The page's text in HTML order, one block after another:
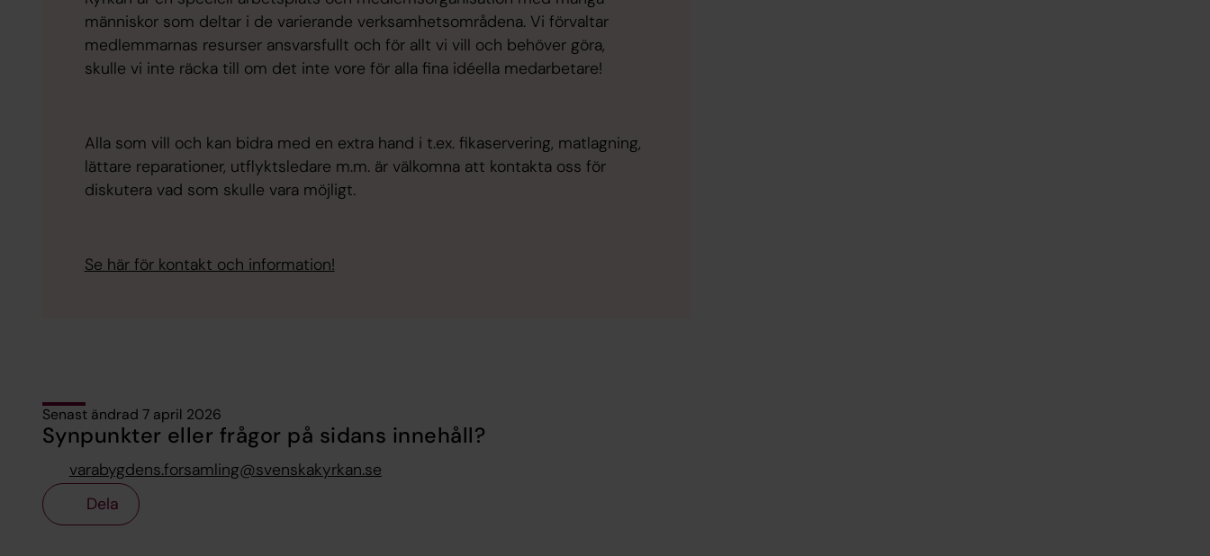
människor som deltar i de varierande verksamhetsområdena. Vi förvaltar
medlemmarnas resurser ansvarsfullt och för allt vi vill och behöver göra,
skulle vi inte räcka till om det inte vore för alla fina idéella medarbetare!
Alla som vill och kan bidra med en extra hand i t.ex. fikaservering, matlagning,
lättare reparationer, utflyktsledare m.m. är välkomna att kontakta oss för
diskutera vad som skulle vara möjligt.
Se här för kontakt och information!
Senast ändrad 7 april 2026
Synpunkter eller frågor på sidans innehåll?
varabygdens.forsamling@svenskakyrkan.se
Dela